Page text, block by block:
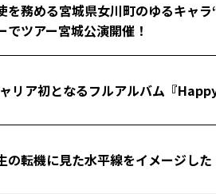
務める宮城県女川町のゆるキャ
ツアー宮城公演開催！
リア初となるフルアルバム『
転機に見た水平線をイメージし